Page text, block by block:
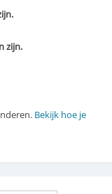
zijn.
Bekijk hoe je